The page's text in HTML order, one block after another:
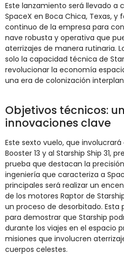
Este lanzamiento será llevado a
SpaceX en Boca Chica, Texas,
continuo de la empresa para
nave robusta y operativa que
aterrizajes de manera rutinaria.
solo la capacidad técnica de
revolucionar la economía
una era de colonización
Objetivos técnicos:
innovaciones clave
Este sexto vuelo, que
Booster 13 y al Starship Ship 31,
prueba que destacan la
ingeniería que caracteriza a
principales será realizar un
de los motores Raptor de
un proceso de desorbitado.
para demostrar que Starship
durante los viajes en el espacio
misiones que involucren
cuerpos celestes.